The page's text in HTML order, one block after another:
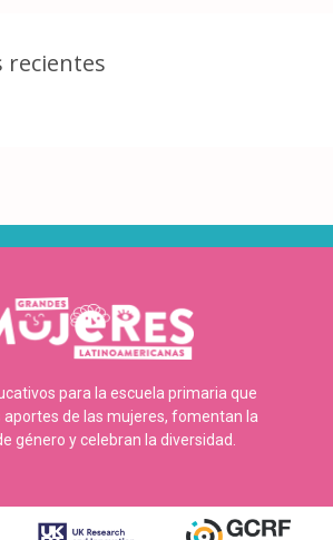
recientes
para la escuela primaria que
aportes de las mujeres, fomentan la
género y celebran la diversidad.